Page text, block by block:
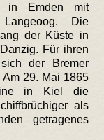
in Emden mit
Die
der Küste in
Für ihren
der Bremer
Am 29. Mai 1865
in Kiel die
als
getragenes